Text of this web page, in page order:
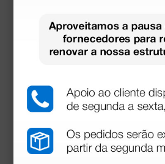
Máscara laríngea N ° 1,5 -
67,00 €